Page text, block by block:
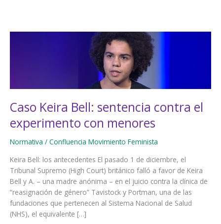
Caso Keira Bell: sentencia contra el
experimento con menores
Normativa / Confluencia Movimiento Feminista
Keira Bell: los antecedentes El pasado 1 de diciembre, el
Tribunal Supremo (High Court) británico falló a favor de Keira
Bell y A. – una madre anónima – en el juicio contra la clínica de
“reasignación de género” Tavistock y Portman, una de las
fundaciones que pertenecen al Sistema Nacional de Salud
(NHS), el equivalente […]